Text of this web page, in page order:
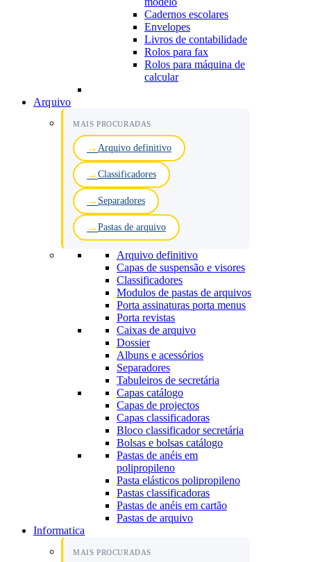
Cadernos escolares
Envelopes
Livros de contabilidade
Rolos para fax
Rolos para máquina de
calcular
Arquivo
MAIS PROCURADAS
Arquivo definitivo
Classificadores
Separadores
Pastas de arquivo
Arquivo definitivo
Capas de suspensão e visores
Classificadores
Modulos de pastas de arquivos
Porta assinaturas porta menus
Porta revistas
Caixas de arquivo
Dossier
Albuns e acessórios
Separadores
Tabuleiros de secretária
Capas catálogo
Capas de projectos
Capas classificadoras
Bloco classificador secretária
Bolsas e bolsas catálogo
Pastas de anéis em
polipropileno
Pasta elásticos polipropileno
Pastas classificadoras
Pastas de anéis em cartão
Pastas de arquivo
Informatica
MAIS PROCURADAS